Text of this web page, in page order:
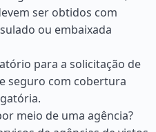
ser obtidos com
ou embaixada
para a solicitação de
seguro com cobertura
meio de uma agência?